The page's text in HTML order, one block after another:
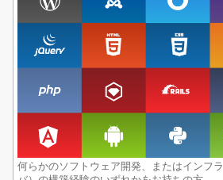
何らかのソフトウェア開発、またはインフ